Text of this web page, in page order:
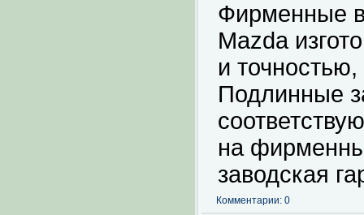
Фирменные
Mazda
и
Подлинные
на
заводская
Комментарии: 0